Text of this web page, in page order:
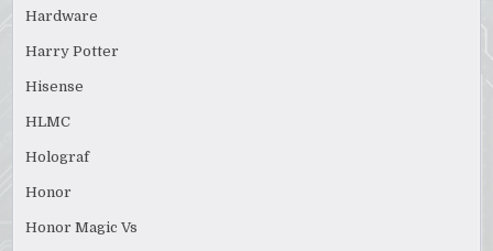
Hardware
Harry Potter
Hisense
HLMC
Holograf
Honor
Honor Magic Vs